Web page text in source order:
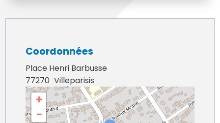
Coordonnées
Place Henri Barbusse
77270 Villeparisis
+
−